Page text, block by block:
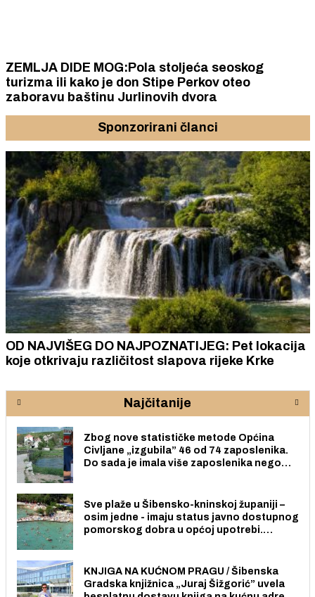
ZEMLJA DIDE MOG:Pola stoljeća seoskog
turizma ili kako je don Stipe Perkov oteo
zaboravu baštinu Jurlinovih dvora
Sponzorirani članci
OD NAJVIŠEG DO NAJPOZNATIJEG: Pet lokacija
koje otkrivaju različitost slapova rijeke Krke
Najčitanije
Zbog nove statističke metode Općina
Civljane „izgubila” 46 od 74 zaposlenika.
Do sada je imala više zaposlenika nego
Sve plaže u Šibensko-kninskoj županiji –
osim jedne - imaju status javno dostupnog
pomorskog dobra u općoj upotrebi.
KNJIGA NA KUĆNOM PRAGU / Šibenska
Gradska knjižnica „Juraj Šižgorić” uvela